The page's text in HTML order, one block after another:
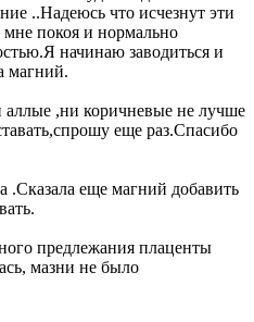
..Надеюсь что исчезнут эти
покоя и нормально
начинаю заводиться и
магний.
аллые ,ни коричневые не лучше
еще раз.Спасибо
.Сказала еще магний добавить
предлежания плаценты
мазни не было